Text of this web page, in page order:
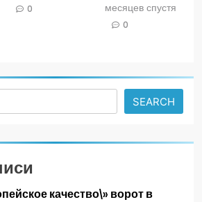
0
месяцев спустя
0
SEARCH
качество\» ворот в